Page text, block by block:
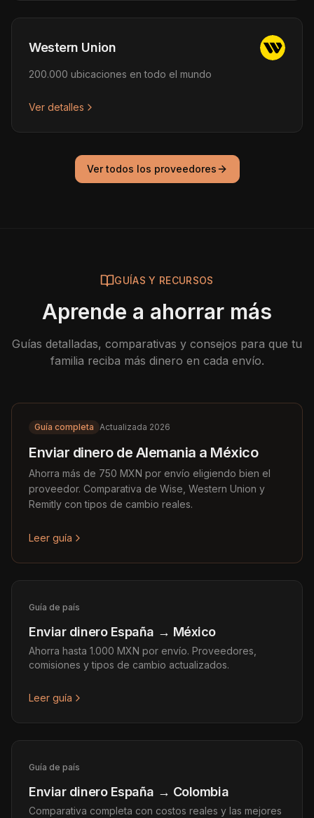
Western Union
200.000 ubicaciones en todo el mundo
Ver detalles
Ver todos los proveedores
GUÍAS Y RECURSOS
Aprende a ahorrar más
Guías detalladas, comparativas y consejos para que tu
familia reciba más dinero en cada envío.
Guía completa Actualizada 2026
Enviar dinero de Alemania a México
Ahorra más de 750 MXN por envío eligiendo bien el
proveedor. Comparativa de Wise, Western Union y
Remitly con tipos de cambio reales.
Leer guía
Guía de país
Enviar dinero España → México
Ahorra hasta 1.000 MXN por envío. Proveedores,
comisiones y tipos de cambio actualizados.
Leer guía
Guía de país
Enviar dinero España → Colombia
Comparativa completa con costos reales y las mejores